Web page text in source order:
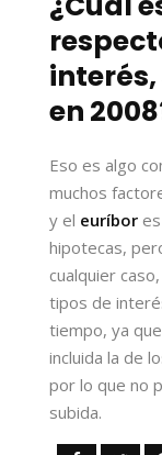
en
Eso es algo
muchos
y el euríbor
hipotecas,
cualquier
tipos de
tiempo, ya
incluida la de
por lo que no
subida.